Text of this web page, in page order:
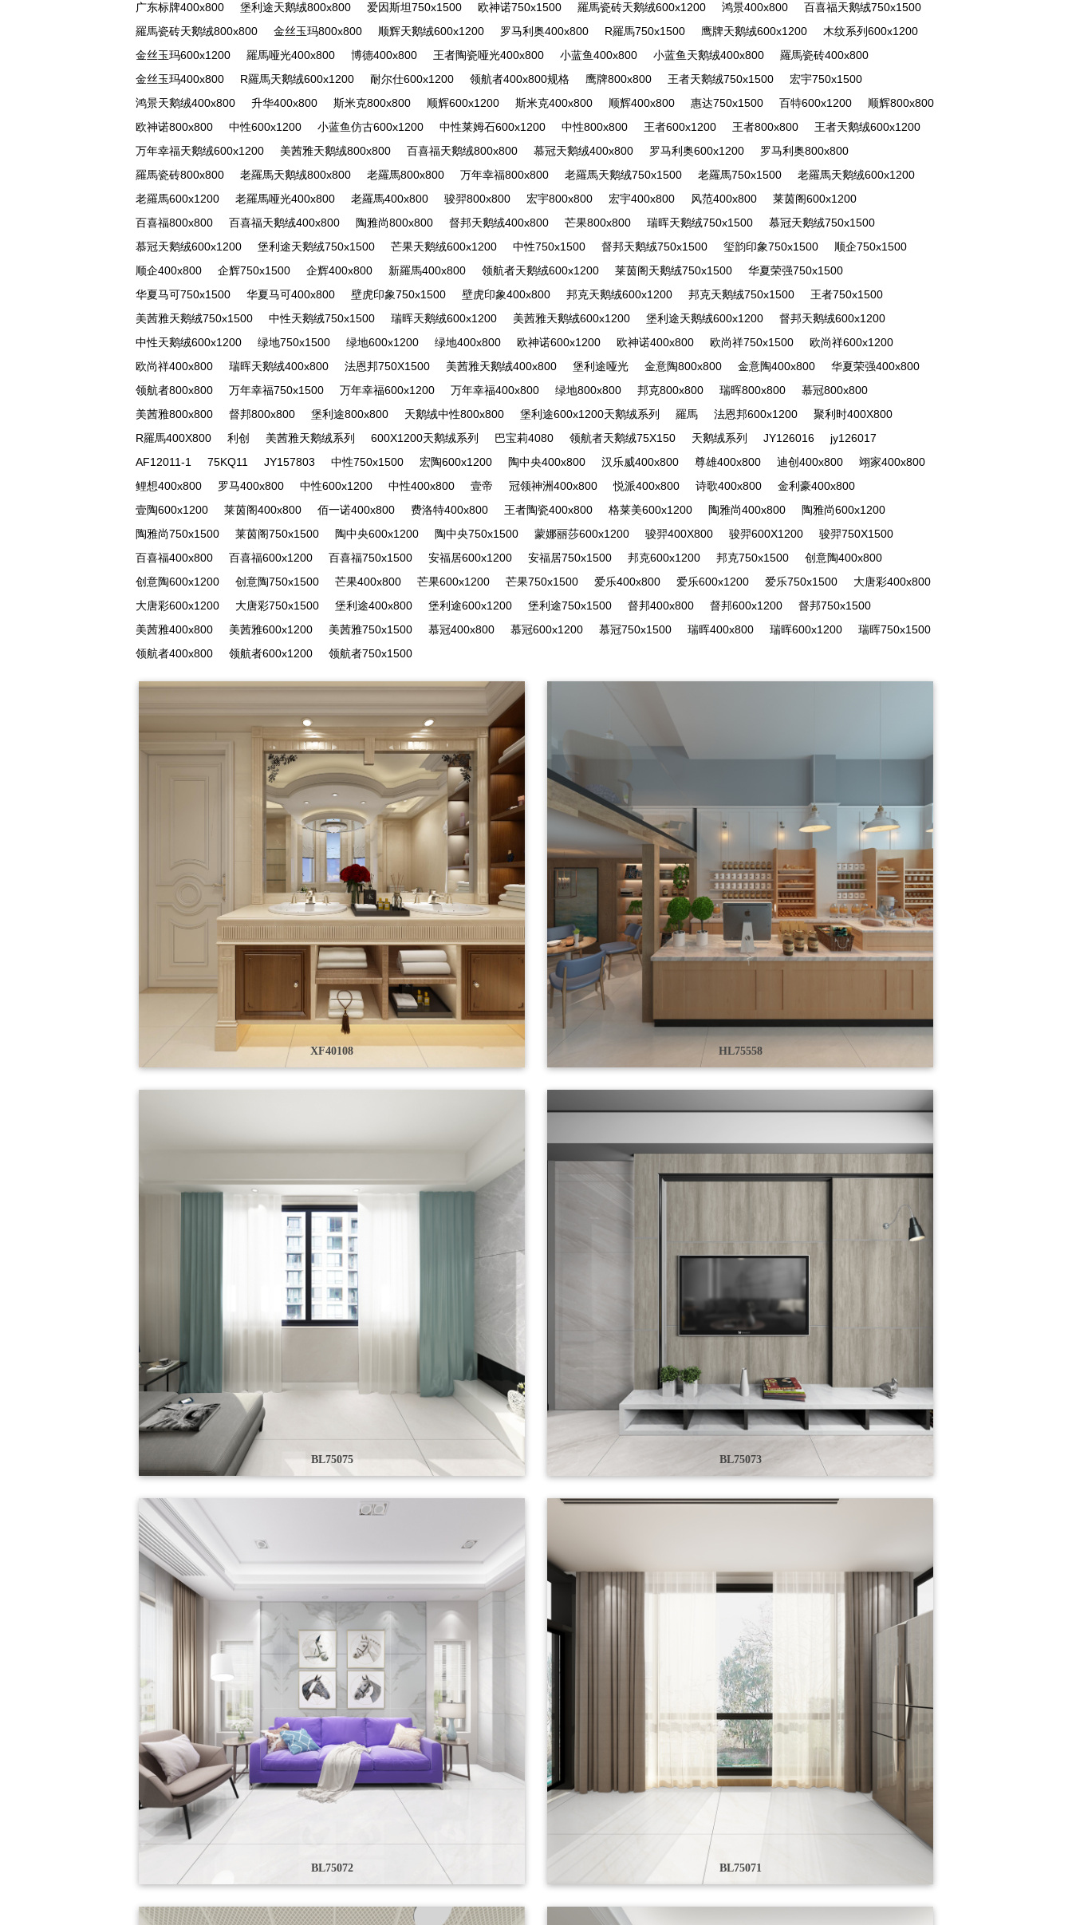
广东标牌400x800
堡利途天鹅绒800x800 爱因斯坦750x1500 欧神诺750x1500 羅馬瓷砖天鹅绒600x1200 鸿景400x800
百喜福天鹅绒750x1500
羅馬瓷砖天鹅绒800x800
金丝玉玛800x800 顺辉天鹅绒600x1200 罗马利奥400x800 R羅馬750x1500 鹰牌天鹅绒600x1200
木纹系列600x1200
金丝玉玛600x1200
羅馬哑光400x800 博德400x800 王者陶瓷哑光400x800 小蓝鱼400x800 小蓝鱼天鹅绒400x800
羅馬瓷砖400x800
金丝玉玛400x800
R羅馬天鹅绒600x1200 耐尔仕600x1200 领航者400x800规格 鹰牌800x800 王者天鹅绒750x1500
宏宇750x1500
鸿景天鹅绒400x800
升华400x800 斯米克800x800 顺辉600x1200 斯米克400x800 顺辉400x800 惠达750x1500 百特600x1200
顺辉800x800
欧神诺800x800
中性600x1200 小蓝鱼仿古600x1200 中性莱姆石600x1200 中性800x800 王者600x1200 王者800x800
王者天鹅绒600x1200
万年幸福天鹅绒600x1200
美茜雅天鹅绒800x800 百喜福天鹅绒800x800 慕冠天鹅绒400x800 罗马利奥600x1200
罗马利奥800x800
羅馬瓷砖800x800
老羅馬天鹅绒800x800 老羅馬800x800 万年幸福800x800 老羅馬天鹅绒750x1500 老羅馬750x1500
老羅馬天鹅绒600x1200
老羅馬600x1200
老羅馬哑光400x800 老羅馬400x800 骏羿800x800 宏宇800x800 宏宇400x800 风范400x800
莱茵阁600x1200
百喜福800x800
百喜福天鹅绒400x800 陶雅尚800x800 督邦天鹅绒400x800 芒果800x800 瑞晖天鹅绒750x1500
慕冠天鹅绒750x1500
慕冠天鹅绒600x1200
堡利途天鹅绒750x1500 芒果天鹅绒600x1200 中性750x1500 督邦天鹅绒750x1500 玺韵印象750x1500
顺企750x1500
顺企400x800
企辉750x1500 企辉400x800 新羅馬400x800 领航者天鹅绒600x1200 莱茵阁天鹅绒750x1500
华夏荣强750x1500
华夏马可750x1500
华夏马可400x800 壁虎印象750x1500 壁虎印象400x800 邦克天鹅绒600x1200 邦克天鹅绒750x1500
王者750x1500
美茜雅天鹅绒750x1500
中性天鹅绒750x1500 瑞晖天鹅绒600x1200 美茜雅天鹅绒600x1200 堡利途天鹅绒600x1200
督邦天鹅绒600x1200
中性天鹅绒600x1200
绿地750x1500 绿地600x1200 绿地400x800 欧神诺600x1200 欧神诺400x800 欧尚祥750x1500
欧尚祥600x1200
欧尚祥400x800
瑞晖天鹅绒400x800 法恩邦750X1500 美茜雅天鹅绒400x800 堡利途哑光 金意陶800x800 金意陶400x800
华夏荣强400x800
领航者800x800
万年幸福750x1500 万年幸福600x1200 万年幸福400x800 绿地800x800 邦克800x800 瑞晖800x800
慕冠800x800
美茜雅800x800
督邦800x800 堡利途800x800 天鹅绒中性800x800 堡利途600x1200天鹅绒系列 羅馬 法恩邦600x1200
聚利时400X800
R羅馬400X800
利创 美茜雅天鹅绒系列 600X1200天鹅绒系列 巴宝莉4080 领航者天鹅绒75X150 天鹅绒系列 JY126016
jy126017
AF12011-1
75KQ11 JY157803 中性750x1500 宏陶600x1200 陶中央400x800 汉乐威400x800 尊雄400x800 迪创400x800
翊家400x800
鲤想400x800
罗马400x800 中性600x1200 中性400x800 壹帝 冠领神洲400x800 悦派400x800 诗歌400x800
金利豪400x800
壹陶600x1200
莱茵阁400x800 佰一诺400x800 费洛特400x800 王者陶瓷400x800 格莱美600x1200 陶雅尚400x800
陶雅尚600x1200
陶雅尚750x1500
莱茵阁750x1500 陶中央600x1200 陶中央750x1500 蒙娜丽莎600x1200 骏羿400X800 骏羿600X1200
骏羿750X1500
百喜福400x800
百喜福600x1200 百喜福750x1500 安福居600x1200 安福居750x1500 邦克600x1200 邦克750x1500
创意陶400x800
创意陶600x1200
创意陶750x1500 芒果400x800 芒果600x1200 芒果750x1500 爱乐400x800 爱乐600x1200 爱乐750x1500
大唐彩400x800
大唐彩600x1200
大唐彩750x1500 堡利途400x800 堡利途600x1200 堡利途750x1500 督邦400x800 督邦600x1200
督邦750x1500
美茜雅400x800
美茜雅600x1200 美茜雅750x1500 慕冠400x800 慕冠600x1200 慕冠750x1500 瑞晖400x800 瑞晖600x1200
瑞晖750x1500
领航者400x800
领航者600x1200 领航者750x1500
XF40108 HL75558
BL75075 BL75073
BL75072 BL75071